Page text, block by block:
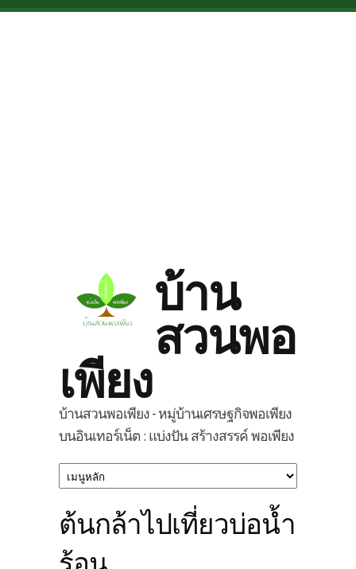
Skip to main content
บ้าน
สวนพอ
เพียง
บ้านสวนพอเพียง - หมู่บ้านเศรษฐกิจพอเพียง
บนอินเทอร์เน็ต : แบ่งปัน สร้างสรรค์ พอเพียง
ต้นกล้าไปเที่ยวบ่อน้ำ